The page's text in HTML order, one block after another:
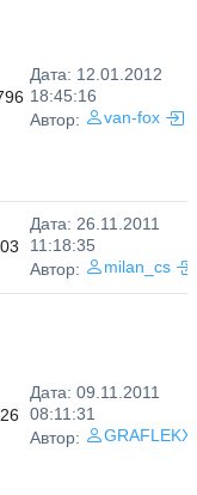
Дата: 12.01.2012
18:45:16
Автор:
van-fox
Дата: 26.11.2011
11:18:35
Автор:
milan_cs
Дата: 09.11.2011
08:11:31
Автор:
GRAFLEKX